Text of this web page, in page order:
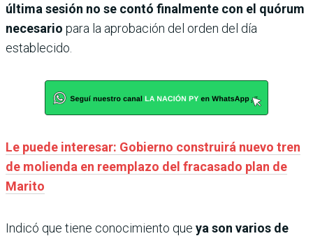
última sesión no se contó finalmente con el quórum
necesario para la aprobación del orden del día
establecido.
Le puede interesar: Gobierno construirá nuevo tren
de molienda en reemplazo del fracasado plan de
Marito
Indicó que tiene conocimiento que ya son varios de